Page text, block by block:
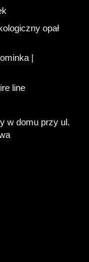
opał
|
line
w domu przy ul.